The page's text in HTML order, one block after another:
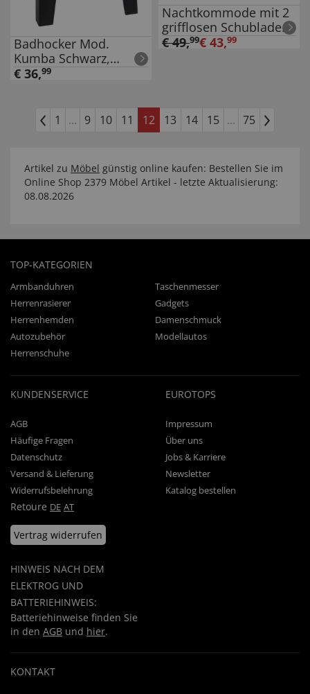
Badhocker Mod.
Kumba Schwarz,
stabile Qualität aus
€ 36,99
Nachtkommode mit 2
grifflosen Schubladen
Thekla Schwarz-
€49,99€ 43,99
1 ... 9 10 11 12 13 14 15 ... 75
Artikel zu Möbel günstig online kaufen: Bestellen Sie im
Online Shop 2379 Möbel Artikel - letzte Aktualisierung:
08.08.2026
TOP-KATEGORIEN
Armbanduhren
Taschenmesser
Herrenrasierer
Gadgets
Herrenhemden
Damenschmuck
Autozubehör
Modellautos
Herrenschuhe
KUNDENSERVICE
AGB
Häufige Fragen
Datenschutz
Versand & Lieferung
Widerrufsbelehrung
Retoure DE AT
Vertrag widerrufen
HINWEIS NACH DEM
ELEKTROG UND
BATTERIEHINWEIS:
Batteriehinweise finden Sie
in den AGB und hier.
EUROTOPS
Impressum
Über uns
Jobs & Karriere
Newsletter
Katalog bestellen
KONTAKT